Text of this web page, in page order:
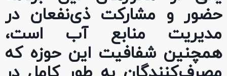
حضور و مشارکت ذی‌نفعان در
مدیریت منابع آب است،
همچنین شفافیت این حوزه که